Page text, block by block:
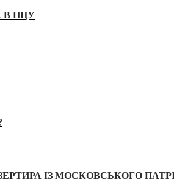
В ПЦУ
ІЗ МОСКОВСЬКОГО